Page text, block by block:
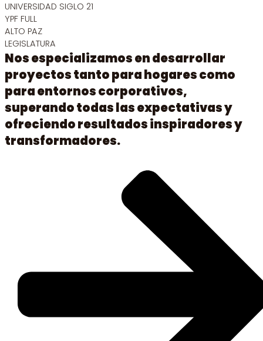
UNIVERSIDAD SIGLO 21
YPF FULL
ALTO PAZ
LEGISLATURA
Nos especializamos en desarrollar
proyectos tanto para hogares como
para entornos corporativos,
superando todas las expectativas y
ofreciendo resultados inspiradores y
transformadores.